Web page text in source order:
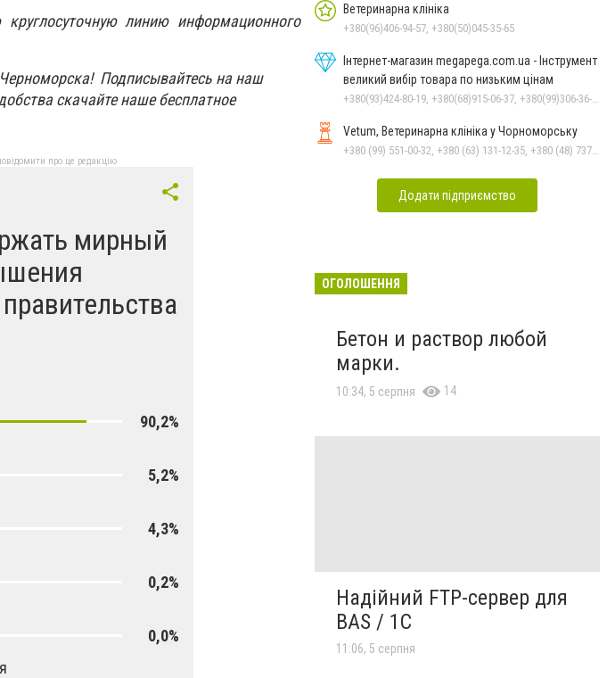
линию информационного
Подписывайтесь на наш
скачайте наше бесплатное
про це редакцію
мирный
90,2%
5,2%
4,3%
0,2%
0,0%
Ветеринарна клініка
+380(96)406-94-57, +380(50)045-35-65
Інтернет-магазин megapega.com.ua - Інструмент
великий вибір товара по низьким цінам
Vetum, Ветеринарна клініка у Чорноморську
Додати підприємство
ОГОЛОШЕННЯ
Бетон и раствор любой
марки.
10:34, 5 серпня 14
Надійний FTP-сервер для
BAS / 1C
11:06, 5 серпня